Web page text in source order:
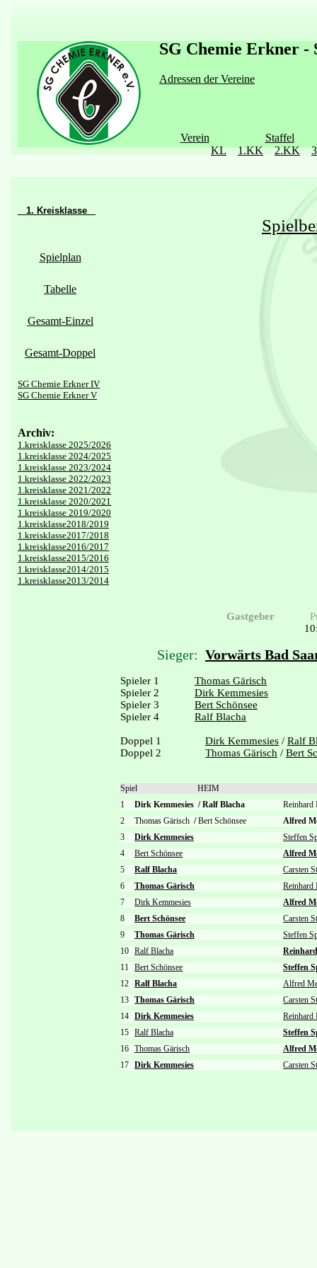
SG Chemie Erkner -
Adressen der Vereine
Verein
Staffel
KL
1.KK 2.KK
1. Kreisklasse
Spielplan
Tabelle
Gesamt-Einzel
Gesamt-Doppel
SG Chemie Erkner IV
SG Chemie Erkner V
Archiv:
1.kreisklasse 2025/2026
1.kreisklasse 2024/2025
1.kreisklasse 2023/2024
1.kreisklasse 2022/2023
1.kreisklasse 2021/2022
1.kreisklasse 2020/2021
1.kreisklasse 2019/2020
1.kreisklasse2018/2019
1.kreisklasse2017/2018
1.kreisklasse2016/2017
1.kreisklasse2015/2016
1.kreisklasse2014/2015
1.kreisklasse2013/2014
Gastgeber
Sieger: Vorwärts Bad
Spieler 1
Thomas Gärisch
Spieler 2
Dirk Kemmesies
Spieler 3
Bert Schönsee
Spieler 4
Ralf Blacha
Doppel 1 Dirk Kemmesies / Ralf
Doppel 2
Thomas Gärisch / Bert
Spiel
HEIM
1
Dirk Kemmesies /Ralf Blacha
2
Thomas Gärisch /Bert Schönsee
Alfred
3
Dirk Kemmesies
Steffen
4
Bert Schönsee
Alfred
5
Ralf Blacha
Carsten
6
Thomas Gärisch
Reinhard
7
Dirk Kemmesies
Alfred
8
Bert Schönsee
Carsten
9
Thomas Gärisch
Steffen
10 Ralf Blacha
11 Bert Schönsee
Steffen
12 Ralf Blacha
Alfred
13 Thomas Gärisch
Carsten
14 Dirk Kemmesies
Reinhard
15 Ralf Blacha
Steffen
16 Thomas Gärisch
Alfred
17 Dirk Kemmesies Carsten